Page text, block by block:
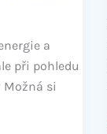
a
při pohledu
Možná si